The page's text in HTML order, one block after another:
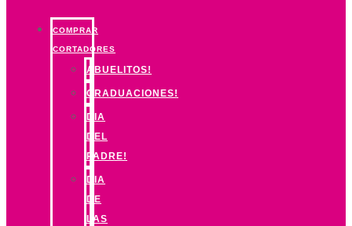
COMPRAR
CORTADORES
ABUELITOS!
GRADUACIONES!
DIA
DEL
PADRE!
DIA
DE
LAS